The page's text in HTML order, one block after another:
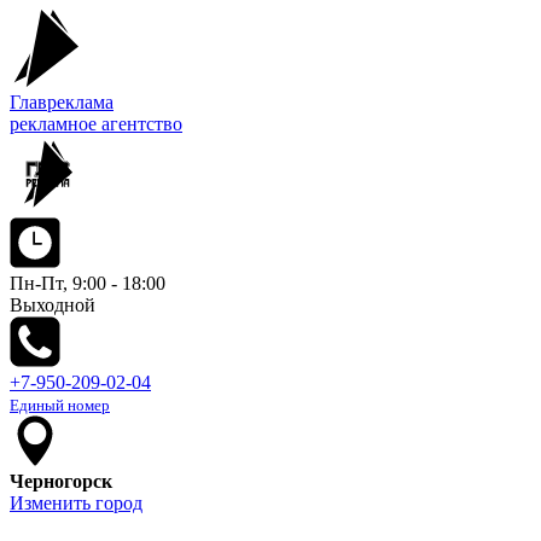
Главреклама
рекламное агентство
Пн-Пт, 9:00 - 18:00
Выходной
+7-950-209-02-04
Единый номер
Черногорск
Изменить город